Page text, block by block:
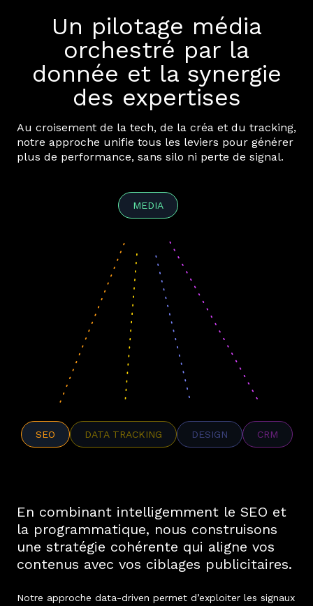
Un pilotage média
orchestré par la
donnée et la synergie
des expertises
Au croisement de la tech, de la créa et du tracking,
notre approche unifie tous les leviers pour générer
plus de performance, sans silo ni perte de signal.
MEDIA
SEO DATA TRACKING DESIGN CRM
En combinant intelligemment le SEO et
la programmatique, nous construisons
une stratégie cohérente qui aligne vos
contenus avec vos ciblages publicitaires.
Notre approche data-driven permet d’exploiter les signaux